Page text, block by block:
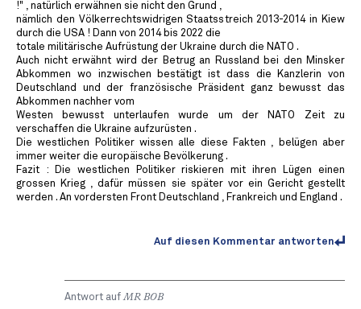
!" , natürlich erwähnen sie nicht den Grund ,
nämlich den Völkerrechtswidrigen Staatsstreich 2013-2014 in Kiew
durch die USA ! Dann von 2014 bis 2022 die
totale militärische Aufrüstung der Ukraine durch die NATO .
Auch nicht erwähnt wird der Betrug an Russland bei den Minsker
Abkommen wo inzwischen bestätigt ist dass die Kanzlerin von
Deutschland und der französische Präsident ganz bewusst das
Abkommen nachher vom
Westen bewusst unterlaufen wurde um der NATO Zeit zu
verschaffen die Ukraine aufzurüsten .
Die westlichen Politiker wissen alle diese Fakten , belügen aber
immer weiter die europäische Bevölkerung .
Fazit : Die westlichen Politiker riskieren mit ihren Lügen einen
grossen Krieg , dafür müssen sie später vor ein Gericht gestellt
werden . An vordersten Front Deutschland , Frankreich und England .
Auf diesen Kommentar antworten
Antwort aufMR BOB ️